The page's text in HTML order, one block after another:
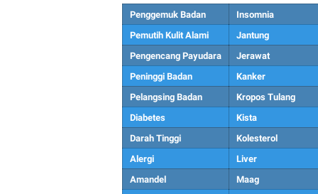
Penggemuk Badan
Insomnia
Pemutih Kulit Alami
Jantung
Pengencang Payudara
Jerawat
Peninggi Badan
Kanker
Pelangsing Badan
Kropos Tulang
Diabetes
Kista
Darah Tinggi
Kolesterol
Alergi
Liver
Amandel
Maag